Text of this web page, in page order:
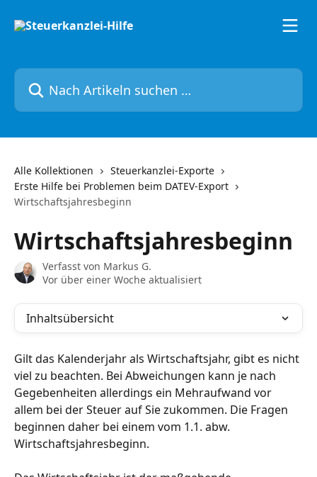
Nach Artikeln suchen …
Alle Kollektionen
Steuerkanzlei-Exporte
Erste Hilfe bei Problemen beim DATEV-Export
Wirtschaftsjahresbeginn
Wirtschaftsjahresbeginn
Verfasst von Markus G.
Vor über einer Woche aktualisiert
Inhaltsübersicht
Gilt das Kalenderjahr als Wirtschaftsjahr, gibt es nicht
viel zu beachten. Bei Abweichungen kann je nach
Gegebenheiten allerdings ein Mehraufwand vor
allem bei der Steuer auf Sie zukommen. Die Fragen
beginnen daher bei einem vom 1.1. abw.
Wirtschaftsjahresbeginn.